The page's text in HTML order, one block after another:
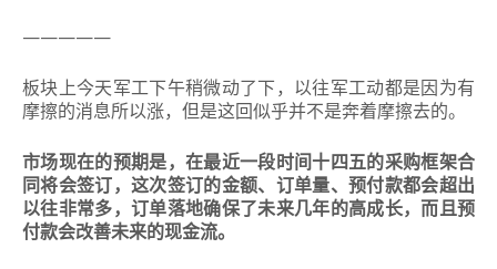
—————
板块上今天军工下午稍微动了下，以往军工动都是因为有
摩擦的消息所以涨，但是这回似乎并不是奔着摩擦去的。
市场现在的预期是，在最近一段时间十四五的采购框架合
同将会签订，这次签订的金额、订单量、预付款都会超出
以往非常多，订单落地确保了未来几年的高成长，而且预
付款会改善未来的现金流。